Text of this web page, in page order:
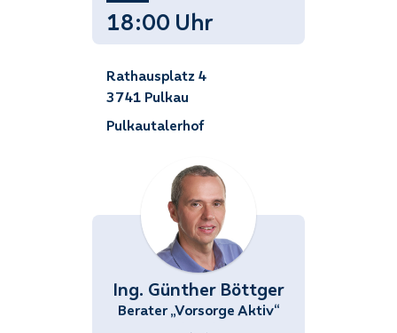
18:00 Uhr
Rathausplatz 4
3741 Pulkau
Pulkautalerhof
Ing. Günther Böttger
Berater „Vorsorge Aktiv“
+43 (676) 858 70 34539